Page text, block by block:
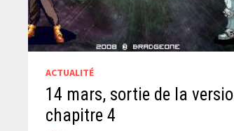
ACTUALITÉ
14 mars, sortie de la
chapitre 4